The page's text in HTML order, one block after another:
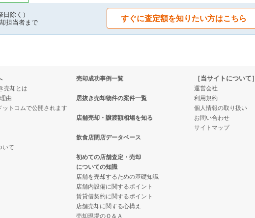
除く）
担当者まで
すぐに査定額を知りたい方はこちら
売却とは
由
トコムで公開されます
いて
売却成功事例一覧
居抜き売却物件の案件一覧
店舗売却・譲渡額相場を知る
飲食店閉店データベース
初めての店舗査定・売却
についての知識
店舗を売却するための基礎知識
店舗内設備に関するポイント
賃貸借契約に関するポイント
店舗売却に関する心構え
売却現場のＱ＆Ａ
［当サイトについて］
運営会社
利用規約
個人情報の取り扱い
お問い合わせ
サイトマップ